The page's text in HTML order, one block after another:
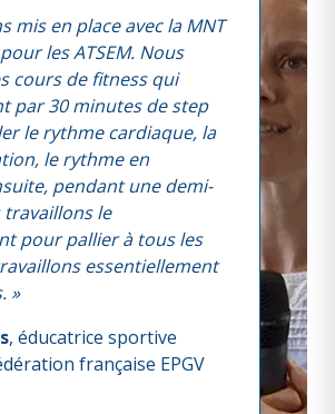
mis en place avec la MNT
les ATSEM. Nous
cours de fitness qui
par 30 minutes de step
le rythme cardiaque, la
le rythme en
pendant une demi-
le
pour pallier à tous les
essentiellement
»
, éducatrice sportive
française EPGV